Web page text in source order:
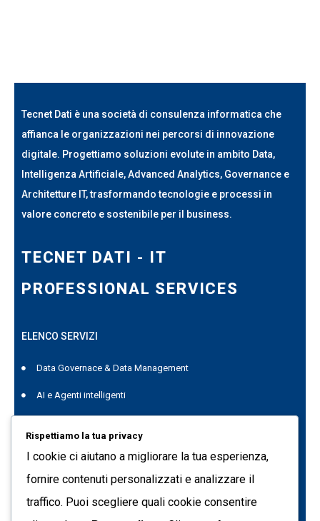
Tecnet Dati è una società di consulenza informatica che
affianca le organizzazioni nei percorsi di innovazione
digitale. Progettiamo soluzioni evolute in ambito Data,
Intelligenza Artificiale, Advanced Analytics, Governance e
Architetture IT, trasformando tecnologie e processi in
valore concreto e sostenibile per il business.
TECNET DATI - IT
PROFESSIONAL SERVICES
ELENCO SERVIZI
Data Governace & Data Management
AI e Agenti intelligenti
Quest Data Management Platform
Formazione
Rispettiamo la tua privacy
I cookie ci aiutano a migliorare la tua esperienza,
fornire contenuti personalizzati e analizzare il
traffico. Puoi scegliere quali cookie consentire